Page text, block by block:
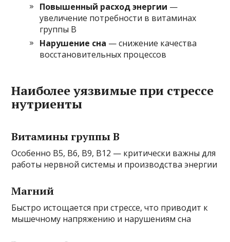
Повышенный расход энергии —
увеличение потребности в витаминах
группы B
Нарушение сна — снижение качества
восстановительных процессов
Наиболее уязвимые при стрессе
нутриенты
Витамины группы B
Особенно B5, B6, B9, B12 — критически важны для
работы нервной системы и производства энергии
Магний
Быстро истощается при стрессе, что приводит к
мышечному напряжению и нарушениям сна